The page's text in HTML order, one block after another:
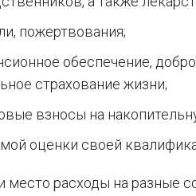
пожертвования;
обеспечение,
страхование жизни;
взносы на
оценки своей
место расходы на разные